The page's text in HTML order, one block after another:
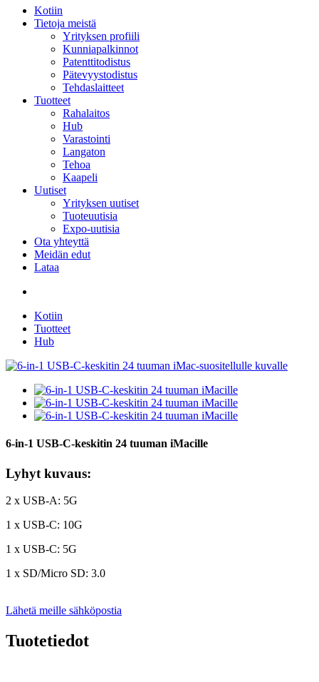
Kotiin
Tietoja meistä
Yrityksen profiili
Kunniapalkinnot
Patenttitodistus
Pätevyystodistus
Tehdaslaitteet
Tuotteet
Rahalaitos
Hub
Varastointi
Langaton
Tehoa
Kaapeli
Uutiset
Yrityksen uutiset
Tuoteuutisia
Expo-uutisia
Ota yhteyttä
Meidän edut
Lataa
Kotiin
Tuotteet
Hub
6-in-1 USB-C-keskitin 24 tuuman iMacille
Lyhyt kuvaus:
2 x USB-A: 5G
1 x USB-C: 10G
1 x USB-C: 5G
1 x SD/Micro SD: 3.0
Lähetä meille sähköpostia
Tuotetiedot